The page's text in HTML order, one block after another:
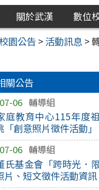
關於武漢 數位
園公告 > 活動訊息 >
關公告
06 輔導組
庭教育中心115年度
「創意照片徵件活動」
06 輔導組
氏基金會「跨時光．
片、短文徵件活動資訊